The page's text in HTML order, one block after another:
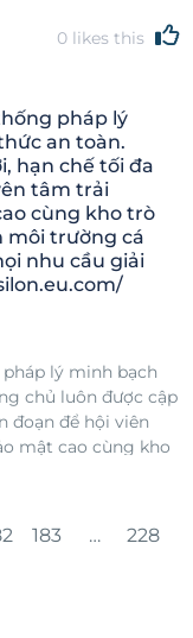
0 likes this
pháp lý
an toàn.
hạn chế tối đa
tâm trải
cùng kho trò
môi trường cá
nhu cầu giải
lý minh bạch
chủ luôn được cập
đoạn để hội viên
mật cao cùng kho
trường cá cược
183 … 228